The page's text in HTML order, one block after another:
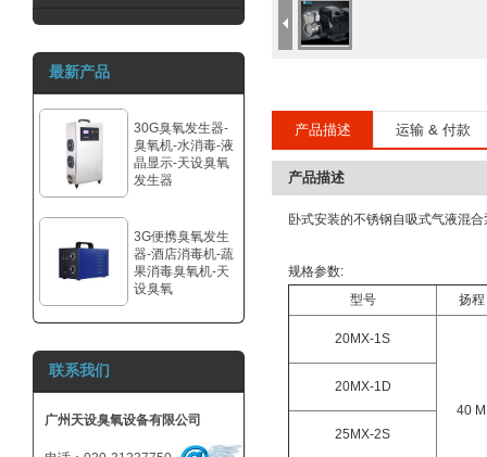
最新产品
30G臭氧发生器-
臭氧机-水消毒-液
晶显示-天设臭氧
发生器
3G便携臭氧发生
器-酒店消毒机-蔬
果消毒臭氧机-天
设臭氧
800mg 臭氧发生
外接12V电池
联系我们
广州天设臭氧设备有限公司
产品描述 运输 & 付款
产品描述
卧式安装的不锈钢自吸式气液混
规格参数:
型号
扬程
20MX-1S
40 M
20MX-1D
25MX-2S